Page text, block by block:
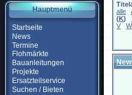
Hauptmenü
Startseite
News
Termine
Flohmärkte
Bauanleitungen
Projekte
Ersatzteilservice
Suchen / Bieten
alle
(K)
V
W